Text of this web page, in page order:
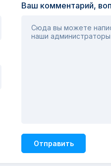
Ваш комментарий,
Сюда вы можете
наши
Отправить